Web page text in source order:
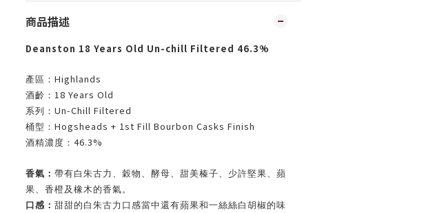
商品描述
Deanston 18 Years Old Un-chill Filtered 46.3%
產區： Highlands
酒齡： 18 Years Old
系列： Un-Chill Filtered
桶型： Hogsheads + 1st Fill Bourbon Casks Finish
酒精濃度： 46.3%
香氣： 帶有白朱古力、穀物、酵母、甜美榛子、少許堅果、蘋
果、香橙及橡木的香氣。
口感： 甜甜的白朱古力口感當中還有蘋果和一絲絲白胡椒的味